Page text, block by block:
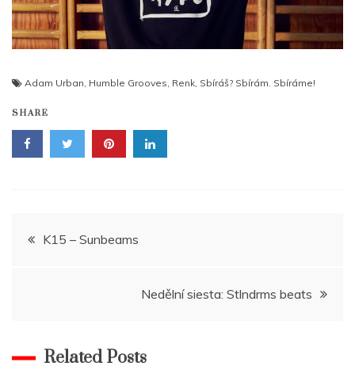
Adam Urban, Humble Grooves, Renk, Sbíráš? Sbírám. Sbíráme!
SHARE
Navigace
K15 – Sunbeams
Nedělní siesta: Stlndrms beats
Related Posts